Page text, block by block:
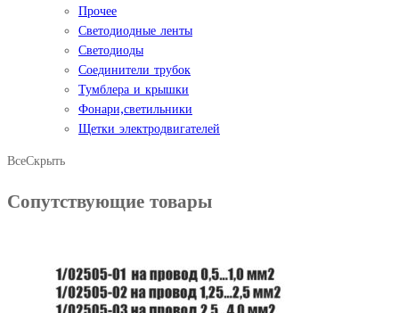
Прочее
Светодиодные ленты
Светодиоды
Соединители трубок
Тумблера и крышки
Фонари,светильники
Щетки электродвигателей
ВсеСкрыть
Сопутствующие товары